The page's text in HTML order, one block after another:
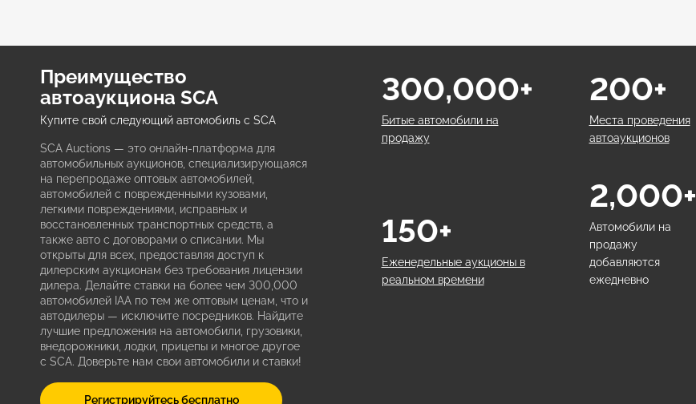
Преимущество
автоаукциона SCA
Купите свой следующий автомобиль с SCA
SCA Auctions — это онлайн-платформа для
автомобильных аукционов, специализирующаяся
на перепродаже оптовых автомобилей,
автомобилей с поврежденными кузовами,
легкими повреждениями, исправных и
восстановленных транспортных средств, а
также авто с договорами о списании. Мы
открыты для всех, предоставляя доступ к
дилерским аукционам без требования лицензии
дилера. Делайте ставки на более чем 300,000
автомобилей IAA по тем же оптовым ценам, что и
автодилеры — исключите посредников. Найдите
лучшие предложения на автомобили, грузовики,
внедорожники, лодки, прицепы и многое другое
с SCA. Доверьте нам свои автомобили и ставки!
Регистрируйтесь бесплатно
Битые автомобили на
продажу
300,000+
Места проведения
автоаукционов
200+
Еженедельные аукционы в
реальном времени
150+
Автомобили на
продажу
добавляются
ежедневно
2,000+